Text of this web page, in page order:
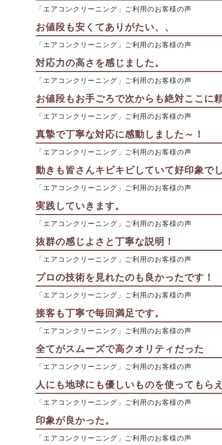
「エアコンクリーニング」ご利用のお客様の声
お値段も安くてありがたい、、
「エアコンクリーニング」ご利用のお客様の声
対応力の高さを感じました。
「エアコンクリーニング」ご利用のお客様の声
お値段もお手ごろで次からも絶対ここに
「エアコンクリーニング」ご利用のお客様の声
真摯で丁寧な対応に感動しました～！
「エアコンクリーニング」ご利用のお客様の声
動きも皆さんキビキビしていて好印象で
「エアコンクリーニング」ご利用のお客様の声
実践していきます。
「エアコンクリーニング」ご利用のお客様の声
抜群の感じよさと丁寧な説明！
「エアコンクリーニング」ご利用のお客様の声
プロの技術を見れたのも良かったです！
「エアコンクリーニング」ご利用のお客様の声
接客も丁寧で毎回満足です。
「エアコンクリーニング」ご利用のお客様の声
全てがスムーズで高クオリティだった
「エアコンクリーニング」ご利用のお客様の声
人にも地球にも優しいものを使ってもら
「エアコンクリーニング」ご利用のお客様の声
印象が良かった。
「エアコンクリーニング」ご利用のお客様の声